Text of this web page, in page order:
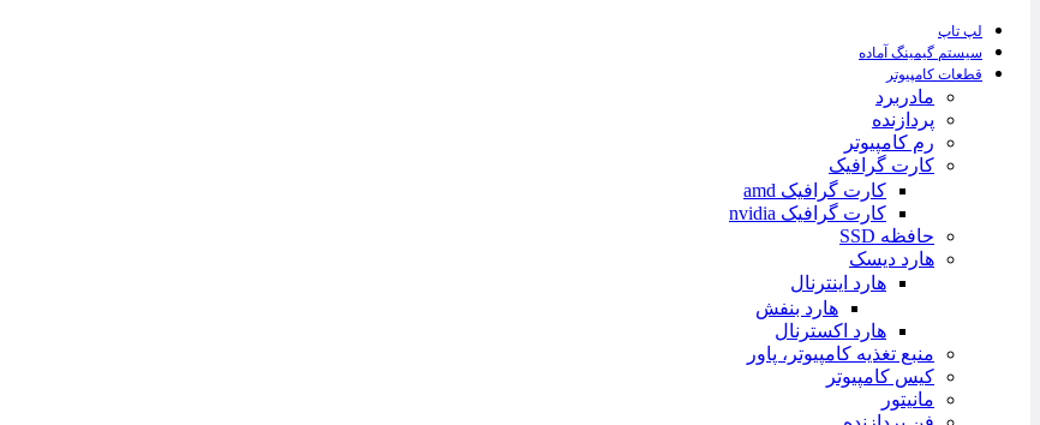
لپ تاپ
سیستم گیمینگ آماده
قطعات کامپیوتر
مادربرد
پردازنده
رم کامپیوتر
کارت گرافیک
کارت گرافیک amd
کارت گرافیک nvidia
حافظه SSD
هارد دیسک
هارد اینترنال
هارد بنفش
هارد اکسترنال
منبع تغذیه کامپیوتر، پاور
کیس کامپیوتر
مانیتور